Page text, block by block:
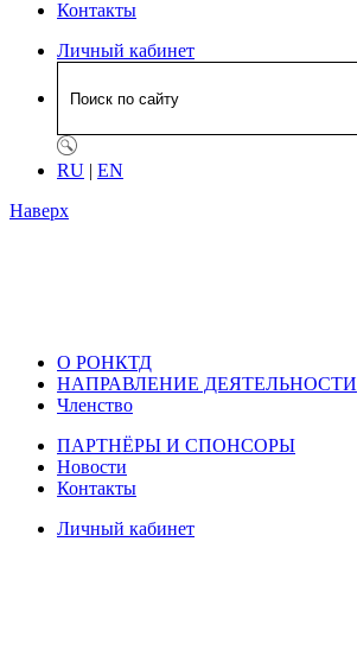
Контакты
Личный кабинет
RU | EN
Наверх
О РОНКТД
НАПРАВЛЕНИЕ ДЕЯТЕЛЬНОСТИ
Членство
ПАРТНЁРЫ И СПОНСОРЫ
Новости
Контакты
Личный кабинет